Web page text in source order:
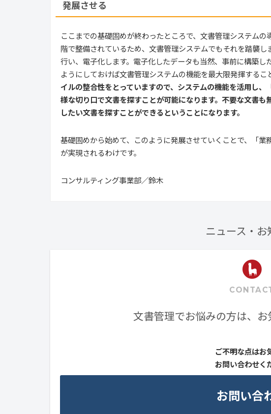
発展させる
ここまでの基礎固めが終わったところで、文書管理システム
階で整備されているため、文書管理システムでもそれを踏襲
行い、電子化します。電子化したデータも当然、事前に構築
ようにしておけば文書管理システムの機能を最大限発揮するこ
イルの整合性をとっていますので、システムの機能を活用し
様な切り口で文書を探すことが可能になります。不要な文書
したい文書を探すことができるということになります。
基礎固めから始めて、このように発展させていくことで、「
が実現されるわけです。
コンサルティング事業部／鈴木
ニュース・お
文書管理でお悩みの方は、
ご不明な点はお
お問い合わせく
お問い合